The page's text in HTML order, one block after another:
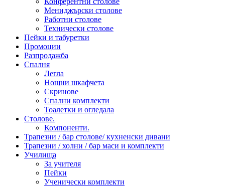
Мениджърски столове
Работни столове
Технически столове
Пейки и табуретки
Промоции
Разпродажба
Спалня
Легла
Нощни шкафчета
Скринове
Спални комплекти
Тоалетки и огледала
Столове.
Компоненти.
Трапезни / бар столове/ кухненски дивани
Трапезни / холни / бар маси и комплекти
Училища
За учителя
Пейки
Ученически комплекти